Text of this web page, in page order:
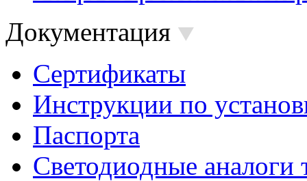
Документация
Сертификаты
Инструкции по
Паспорта
Светодиодные аналоги